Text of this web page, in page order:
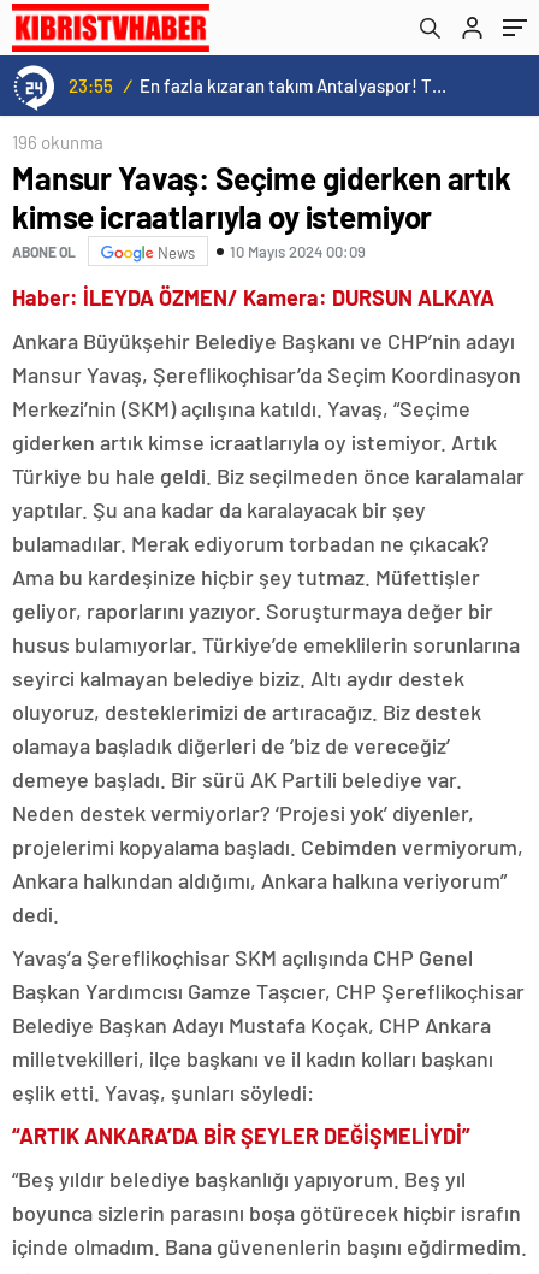
23:55 / En fazla kızaran takım Antalyaspor! Tam 5 futbolcu….
196 okunma
Mansur Yavaş: Seçime giderken artık
kimse icraatlarıyla oy istemiyor
ABONE OL News 10 Mayıs 2024 00:09
Haber: İLEYDA ÖZMEN/ Kamera: DURSUN ALKAYA
Ankara Büyükşehir Belediye Başkanı ve CHP’nin adayı
Mansur Yavaş, Şereflikoçhisar’da Seçim Koordinasyon
Merkezi’nin (SKM) açılışına katıldı. Yavaş, “Seçime
giderken artık kimse icraatlarıyla oy istemiyor. Artık
Türkiye bu hale geldi. Biz seçilmeden önce karalamalar
yaptılar. Şu ana kadar da karalayacak bir şey
bulamadılar. Merak ediyorum torbadan ne çıkacak?
Ama bu kardeşinize hiçbir şey tutmaz. Müfettişler
geliyor, raporlarını yazıyor. Soruşturmaya değer bir
husus bulamıyorlar. Türkiye’de emeklilerin sorunlarına
seyirci kalmayan belediye biziz. Altı aydır destek
oluyoruz, desteklerimizi de artıracağız. Biz destek
olamaya başladık diğerleri de ‘biz de vereceğiz’
demeye başladı. Bir sürü AK Partili belediye var.
Neden destek vermiyorlar? ‘Projesi yok’ diyenler,
projelerimi kopyalama başladı. Cebimden vermiyorum,
Ankara halkından aldığımı, Ankara halkına veriyorum”
dedi.
Yavaş’a Şereflikoçhisar SKM açılışında CHP Genel
Başkan Yardımcısı Gamze Taşcıer, CHP Şereflikoçhisar
Belediye Başkan Adayı Mustafa Koçak, CHP Ankara
milletvekilleri, ilçe başkanı ve il kadın kolları başkanı
eşlik etti. Yavaş, şunları söyledi:
“ARTIK ANKARA’DA BİR ŞEYLER DEĞİŞMELİYDİ”
“Beş yıldır belediye başkanlığı yapıyorum. Beş yıl
boyunca sizlerin parasını boşa götürecek hiçbir israfın
içinde olmadım. Bana güvenenlerin başını eğdirmedim.